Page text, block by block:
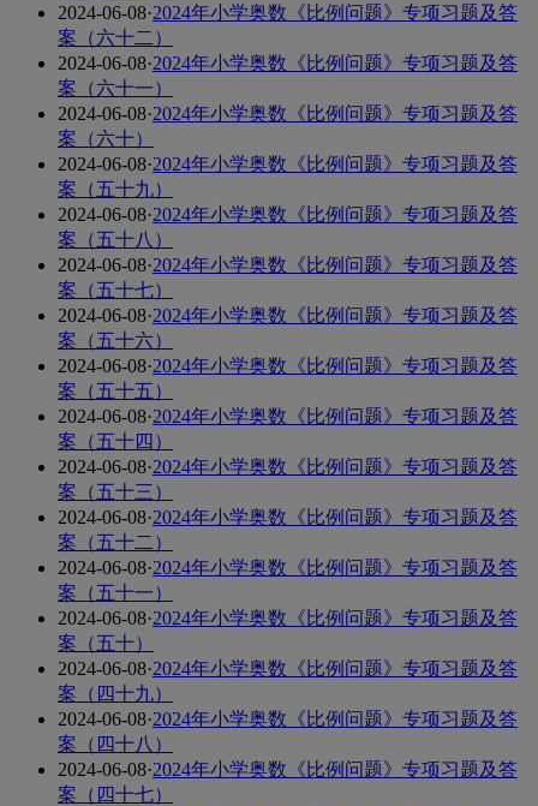
2024-06-08·2024年小学奥数《比例问题》专项习题及答
案（六十二）
2024-06-08·2024年小学奥数《比例问题》专项习题及答
案（六十一）
2024-06-08·2024年小学奥数《比例问题》专项习题及答
案（六十）
2024-06-08·2024年小学奥数《比例问题》专项习题及答
案（五十九）
2024-06-08·2024年小学奥数《比例问题》专项习题及答
案（五十八）
2024-06-08·2024年小学奥数《比例问题》专项习题及答
案（五十七）
2024-06-08·2024年小学奥数《比例问题》专项习题及答
案（五十六）
2024-06-08·2024年小学奥数《比例问题》专项习题及答
案（五十五）
2024-06-08·2024年小学奥数《比例问题》专项习题及答
案（五十四）
2024-06-08·2024年小学奥数《比例问题》专项习题及答
案（五十三）
2024-06-08·2024年小学奥数《比例问题》专项习题及答
案（五十二）
2024-06-08·2024年小学奥数《比例问题》专项习题及答
案（五十一）
2024-06-08·2024年小学奥数《比例问题》专项习题及答
案（五十）
2024-06-08·2024年小学奥数《比例问题》专项习题及答
案（四十九）
2024-06-08·2024年小学奥数《比例问题》专项习题及答
案（四十八）
2024-06-08·2024年小学奥数《比例问题》专项习题及答
案（四十七）